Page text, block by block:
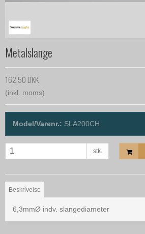
Metalslange
162,50 DKK
(inkl. moms)
Model/Varenr.: SLA200CH
stk.
Beskrivelse
6,3mmØ indv. slangediameter